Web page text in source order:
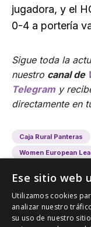
jugadora, y el
0-4 a portería
Sigue toda la
nuestro canal de
Telegramy
directamente en
Caja Rural Panteras
Women European
Ese sitio web
Utilizamos cookies
analizar nuestro
su uso de nuestro